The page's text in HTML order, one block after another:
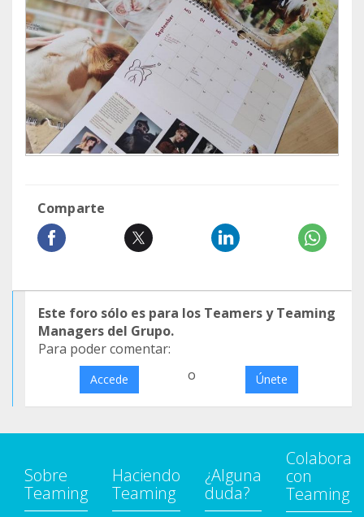
Comparte
Este foro sólo es para los Teamers y Teaming
Managers del Grupo.
Para poder comentar:
Accede o Únete
Sobre
Teaming
Haciendo
Teaming
¿Alguna
duda?
Colabora
con
Teaming